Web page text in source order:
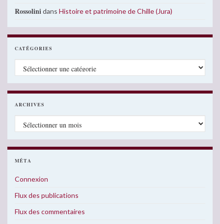
Rossolinidans Histoire et patrimoine de Chille (Jura)
CATÉGORIES
Catégories
ARCHIVES
Archives
MÉTA
Connexion
Flux des publications
Flux des commentaires